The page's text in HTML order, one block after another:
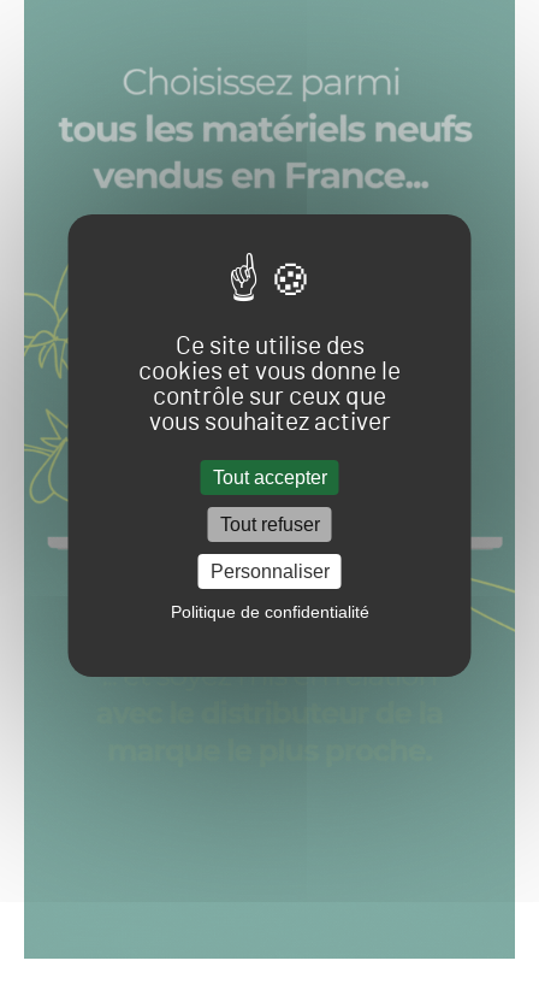
Ce site utilise des
cookies et vous donne le
contrôle sur ceux que
vous souhaitez activer
Tout accepter
Tout refuser
Personnaliser
Politique de confidentialité